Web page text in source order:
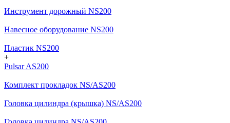
Инструмент дорожный NS200
Навесное оборудование NS200
Пластик NS200
+
Pulsar AS200
Комплект прокладок NS/AS200
Головка цилиндра (крышка) NS/AS200